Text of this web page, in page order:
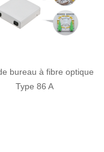
bureau à fibre optique
Type 86 A